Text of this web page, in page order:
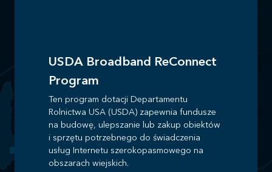
USDA Broadband ReConnect
Program
Ten program dotacji Departamentu
Rolnictwa USA (USDA) zapewnia fundusze
na budowę, ulepszanie lub zakup obiektów
i sprzętu potrzebnego do świadczenia
usług Internetu szerokopasmowego na
obszarach wiejskich.